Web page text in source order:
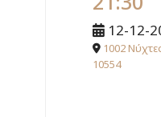
12-12-
1002
10554